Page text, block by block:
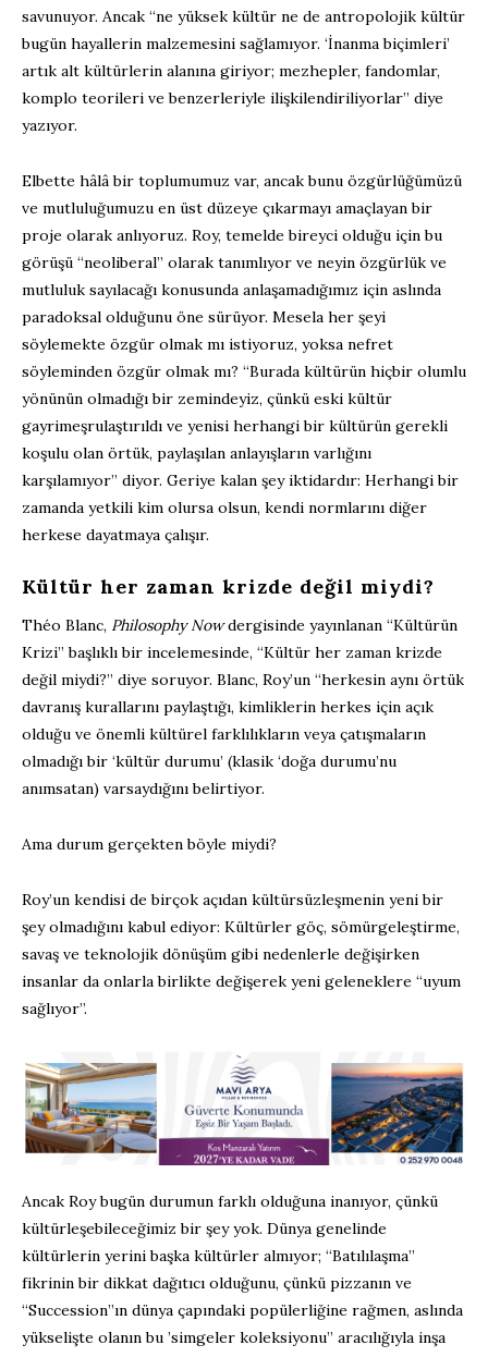
savunuyor. Ancak “ne yüksek kültür ne de antropolojik kültür
bugün hayallerin malzemesini sağlamıyor. ‘İnanma biçimleri’
artık alt kültürlerin alanına giriyor; mezhepler, fandomlar,
komplo teorileri ve benzerleriyle ilişkilendiriliyorlar” diye
yazıyor.
Elbette hâlâ bir toplumumuz var, ancak bunu özgürlüğümüzü
ve mutluluğumuzu en üst düzeye çıkarmayı amaçlayan bir
proje olarak anlıyoruz. Roy, temelde bireyci olduğu için bu
görüşü “neoliberal” olarak tanımlıyor ve neyin özgürlük ve
mutluluk sayılacağı konusunda anlaşamadığımız için aslında
paradoksal olduğunu öne sürüyor. Mesela her şeyi
söylemekte özgür olmak mı istiyoruz, yoksa nefret
söyleminden özgür olmak mı? “Burada kültürün hiçbir olumlu
yönünün olmadığı bir zemindeyiz, çünkü eski kültür
gayrimeşrulaştırıldı ve yenisi herhangi bir kültürün gerekli
koşulu olan örtük, paylaşılan anlayışların varlığını
karşılamıyor” diyor. Geriye kalan şey iktidardır: Herhangi bir
zamanda yetkili kim olursa olsun, kendi normlarını diğer
herkese dayatmaya çalışır.
Kültür her zaman krizde değil miydi?
Théo Blanc, Philosophy Nowdergisinde yayınlanan “Kültürün
Krizi” başlıklı bir incelemesinde, “Kültür her zaman krizde
değil miydi?” diye soruyor. Blanc, Roy’un “herkesin aynı örtük
davranış kurallarını paylaştığı, kimliklerin herkes için açık
olduğu ve önemli kültürel farklılıkların veya çatışmaların
olmadığı bir ‘kültür durumu’ (klasik ‘doğa durumu’nu
anımsatan) varsaydığını belirtiyor.
Ama durum gerçekten böyle miydi?
Roy’un kendisi de birçok açıdan kültürsüzleşmenin yeni bir
şey olmadığını kabul ediyor: Kültürler göç, sömürgeleştirme,
savaş ve teknolojik dönüşüm gibi nedenlerle değişirken
insanlar da onlarla birlikte değişerek yeni geleneklere “uyum
sağlıyor”.
Ancak Roy bugün durumun farklı olduğuna inanıyor, çünkü
kültürleşebileceğimiz bir şey yok. Dünya genelinde
kültürlerin yerini başka kültürler almıyor; “Batılılaşma”
fikrinin bir dikkat dağıtıcı olduğunu, çünkü pizzanın ve
“Succession”ın dünya çapındaki popülerliğine rağmen, aslında
yükselişte olanın bu ’simgeler koleksiyonu” aracılığıyla inşa